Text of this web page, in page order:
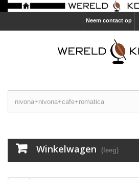
Neem contact op
Winkelwagen (leeg)